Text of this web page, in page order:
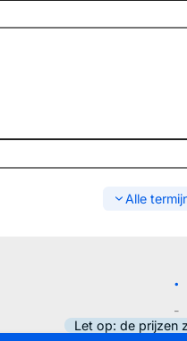
Alle
.
-
Let op: de prijzen